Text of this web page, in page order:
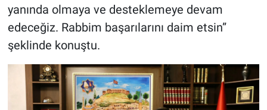
yanında olmaya ve desteklemeye devam
edeceğiz. Rabbim başarılarını daim etsin”
şeklinde konuştu.